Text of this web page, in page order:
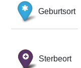
Geburtsort
Sterbeort